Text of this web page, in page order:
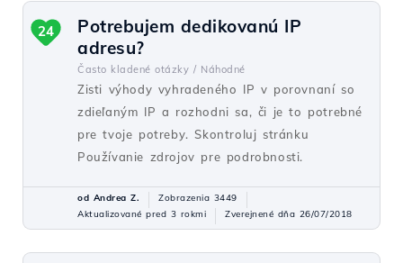
Potrebujem dedikovanú IP
adresu?
Často kladené otázky / Náhodné
Zisti výhody vyhradeného IP v porovnaní so
zdieľaným IP a rozhodni sa, či je to potrebné
pre tvoje potreby. Skontroluj stránku
Používanie zdrojov pre podrobnosti.
24
od Andrea Z.
Zobrazenia 3449
Aktualizované pred 3 rokmi
Zverejnené dňa 26/07/2018